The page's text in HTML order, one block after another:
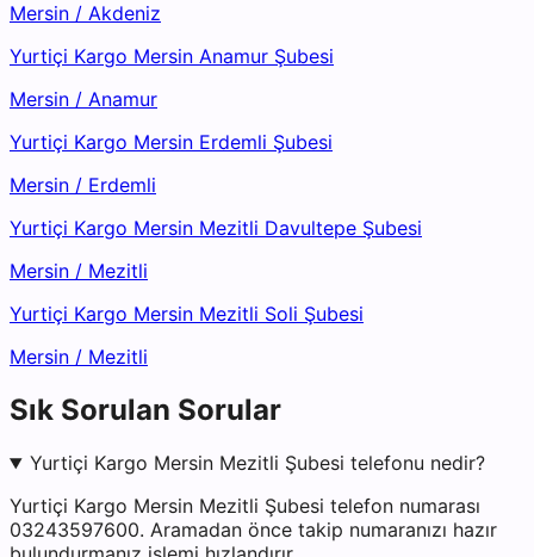
Mersin / Akdeniz
Yurtiçi Kargo Mersin Anamur Şubesi
Mersin / Anamur
Yurtiçi Kargo Mersin Erdemli Şubesi
Mersin / Erdemli
Yurtiçi Kargo Mersin Mezitli Davultepe Şubesi
Mersin / Mezitli
Yurtiçi Kargo Mersin Mezitli Soli Şubesi
Mersin / Mezitli
Sık Sorulan Sorular
Yurtiçi Kargo Mersin Mezitli Şubesi telefonu nedir?
Yurtiçi Kargo Mersin Mezitli Şubesi telefon numarası
03243597600. Aramadan önce takip numaranızı hazır